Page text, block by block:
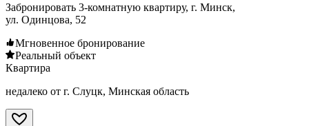
Забронировать 3-комнатную квартиру, г. Минск,
ул. Одинцова, 52
Мгновенное бронирование
Реальный объект
Квартира
недалеко от г. Слуцк, Минская область